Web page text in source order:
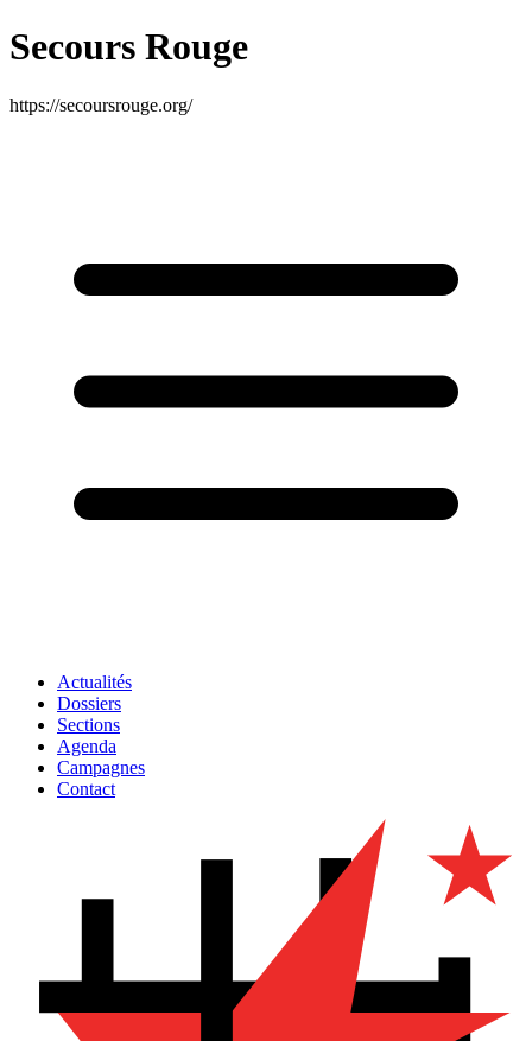
Secours Rouge
https://secoursrouge.org/
Actualités
Dossiers
Sections
Agenda
Campagnes
Contact